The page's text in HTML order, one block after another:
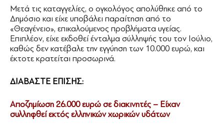
Μετά τις καταγγελίες, ο ογκολόγος απολύθηκε από το
Δημόσιο και είχε υποβάλει παραίτηση από το
«Θεαγένειο», επικαλούμενος προβλήματα υγείας.
Επιπλέον, είχε εκδοθεί ένταλμα σύλληψής του τον Ιούλιο,
καθώς δεν κατέβαλε την εγγύηση των 10.000 ευρώ, και
έκτοτε κρατείται προσωρινά.
ΔΙΑΒΑΣΤΕ ΕΠΙΣΗΣ:
Αποζημίωση 26.000 ευρώ σε διακινητές – Είχαν
συλληφθεί εκτός ελληνικών χωρικών υδάτων